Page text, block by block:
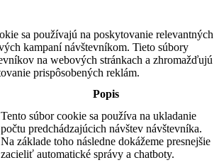
sa používajú na poskytovanie relevantných
kampaní návštevníkom. Tieto súbory
na webových stránkach a zhromažďujú
prispôsobených reklám.
Popis
Tento súbor cookie sa používa na ukladanie
počtu predchádzajúcich návštev návštevníka.
Na základe toho následne dokážeme presnejšie
zacieliť automatické správy a chatboty.